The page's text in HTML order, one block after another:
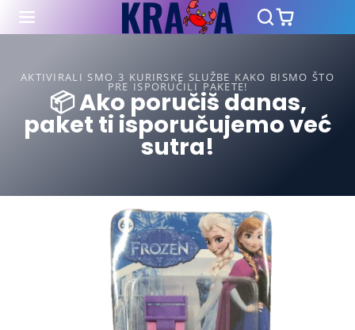
AKTIVIRALI SMO 3 KURIRSKE SLUŽBE KAKO BISMO ŠTO
PRE ISPORUČILI PAKETE!
📦 Ako poručiš danas,
paket ti isporučujemo već
sutra!